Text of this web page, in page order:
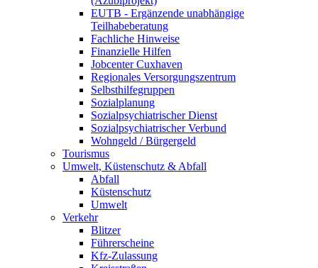
EUTB - Ergänzende unabhängige
Teilhabeberatung
Fachliche Hinweise
Finanzielle Hilfen
Jobcenter Cuxhaven
Regionales Versorgungszentrum
Selbsthilfegruppen
Sozialplanung
Sozialpsychiatrischer Dienst
Sozialpsychiatrischer Verbund
Wohngeld / Bürgergeld
Tourismus
Umwelt, Küstenschutz & Abfall
Abfall
Küstenschutz
Umwelt
Verkehr
Blitzer
Führerscheine
Kfz-Zulassung